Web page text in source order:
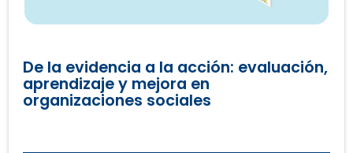
De la evidencia a la acción: evaluación,
aprendizaje y mejora en
organizaciones sociales